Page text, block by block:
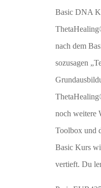
Basic DNA
nach dem
sozusagen
noch weitere
Toolbox und
Basic Kurs
vertieft. Du